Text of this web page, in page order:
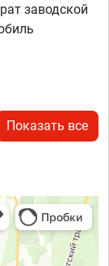
заводской
Показать все